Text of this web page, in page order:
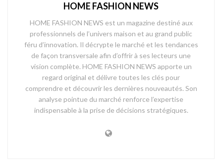
HOME FASHION NEWS
HOME FASHION NEWS est un magazine destiné aux
professionnels de l’univers maison et au grand public
féru d’innovation. Il décrypte le marché et les tendances
de façon transversale afin d’offrir à ses lecteurs une
vision complète. HOME FASHION NEWS apporte un
regard original et délivre toutes les clés pour
comprendre et découvrir les dernières nouveautés. Son
analyse pointue du marché renforce l’expertise
indispensable à la prise de décisions stratégiques.